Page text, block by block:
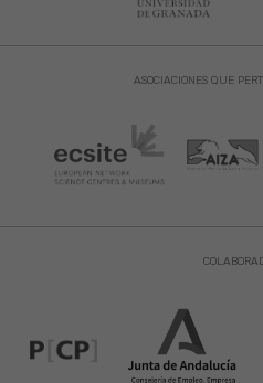
ASOCIACIONES QUE